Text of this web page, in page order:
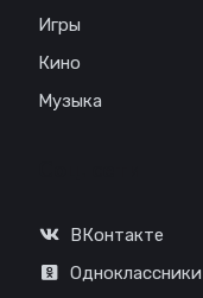
Игры
Кино
Музыка
ВКонтакте
Одноклассники